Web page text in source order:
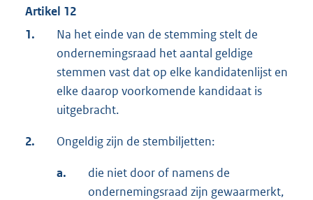
Artikel 12
1.
Na het einde van de stemming stelt de
ondernemingsraad het aantal geldige
stemmen vast dat op elke kandidatenlijst en
elke daarop voorkomende kandidaat is
uitgebracht.
2. Ongeldig zijn de stembiljetten:
a.
die niet door of namens de
ondernemingsraad zijn gewaarmerkt,